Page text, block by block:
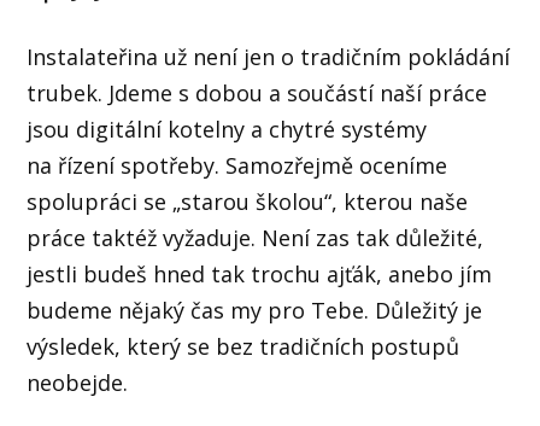
Instalateřina už není jen o tradičním pokládání
trubek. Jdeme s dobou a součástí naší práce
jsou digitální kotelny a chytré systémy
na řízení spotřeby. Samozřejmě oceníme
spolupráci se „starou školou“, kterou naše
práce taktéž vyžaduje. Není zas tak důležité,
jestli budeš hned tak trochu ajťák, anebo jím
budeme nějaký čas my pro Tebe. Důležitý je
výsledek, který se bez tradičních postupů
neobejde.